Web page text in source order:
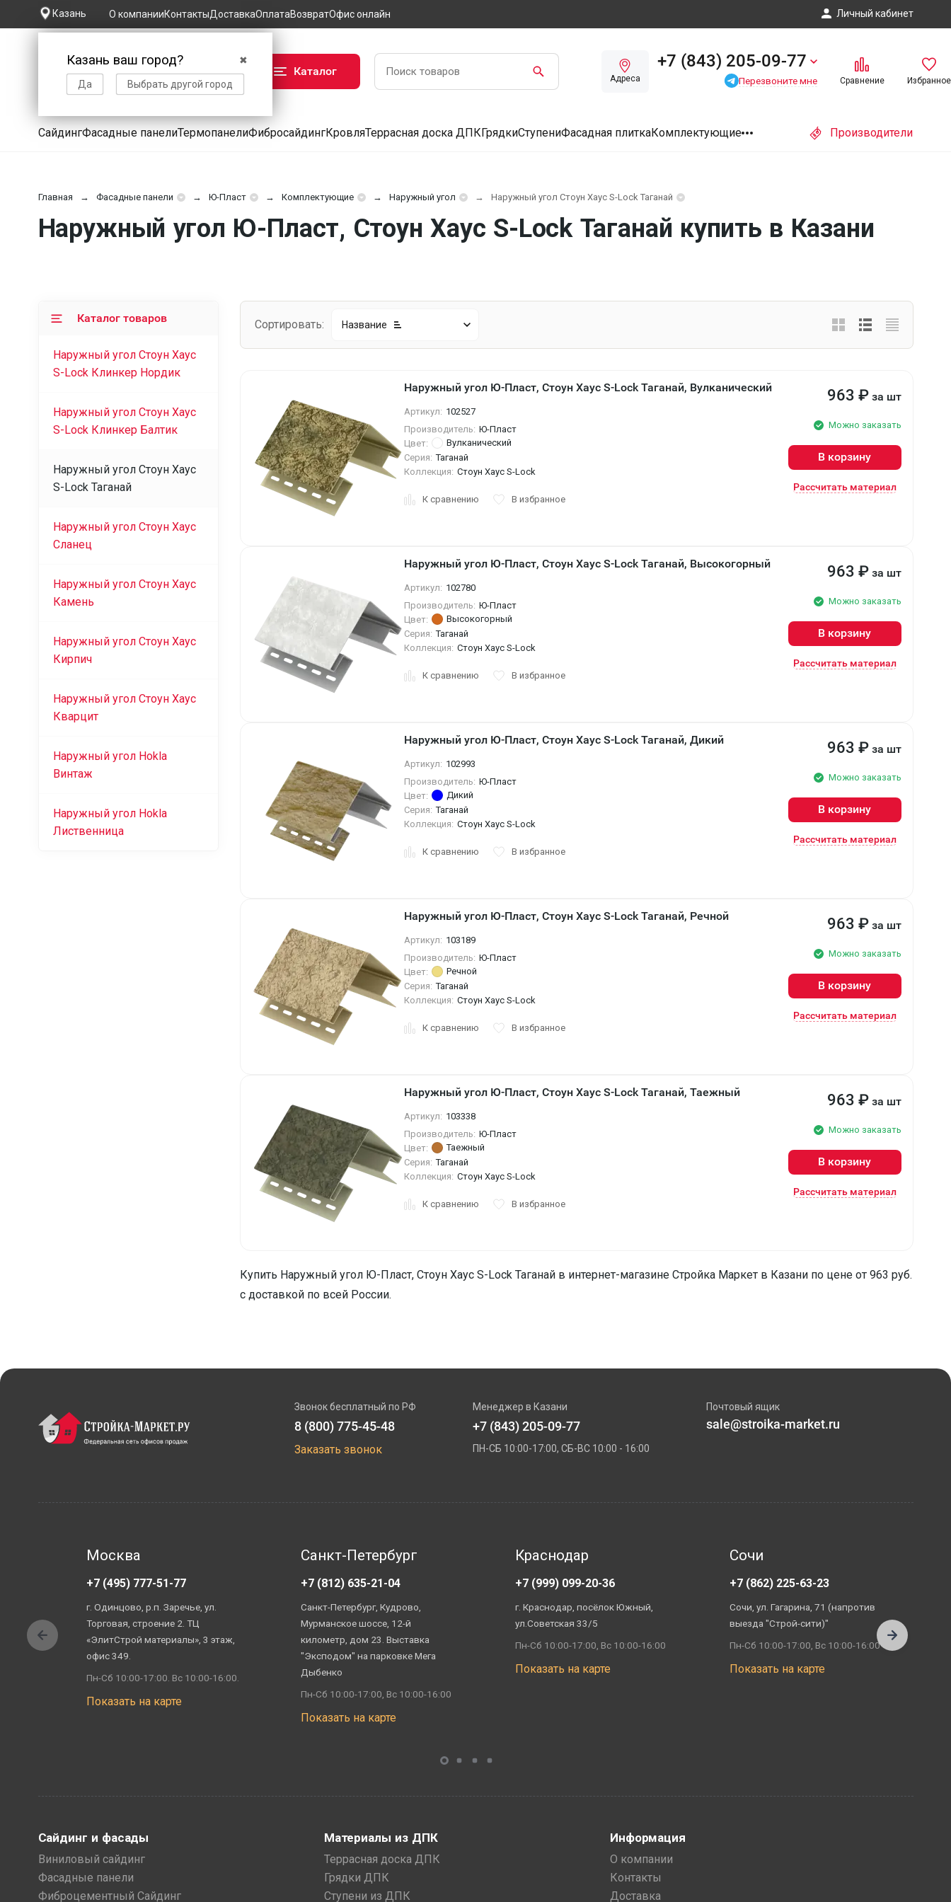
Казань
✖
Казань ваш город?
Да Выбрать другой город
О компанииКонтактыДоставкаОплатаВозвратОфис онлайн Личный кабинет
Каталог
Адреса
+7 (843) 205-09-77
Перезвоните мне Сравнение Избранное
СайдингФасадные панелиТермопанелиФибросайдингКровляТеррасная доска ДПКГрядкиСтупениФасадная плиткаКомплектующие Производители
Главная Фасадные панели Ю-Пласт Комплектующие Наружный угол Наружный угол Стоун Хаус S-Lock Таганай
Наружный угол Ю-Пласт, Стоун Хаус S-Lock Таганай купить в Казани
Сортировать: Название
Наружный угол Ю-Пласт, Стоун Хаус S-Lock Таганай, Вулканический
Артикул: 102527
Производитель: Ю-Пласт
Цвет:
Вулканический
Серия: Таганай
Коллекция: Стоун Хаус S-Lock
К сравнению В избранное
963 ₽ за шт
Можно заказать
В корзину
Рассчитать материал
Наружный угол Ю-Пласт, Стоун Хаус S-Lock Таганай, Высокогорный
Артикул: 102780
Производитель: Ю-Пласт
Цвет:
Высокогорный
Серия: Таганай
Коллекция: Стоун Хаус S-Lock
К сравнению В избранное
963 ₽ за шт
Можно заказать
В корзину
Рассчитать материал
Наружный угол Ю-Пласт, Стоун Хаус S-Lock Таганай, Дикий
Артикул: 102993
Производитель: Ю-Пласт
Цвет:
Дикий
Серия: Таганай
Коллекция: Стоун Хаус S-Lock
К сравнению В избранное
963 ₽ за шт
Можно заказать
В корзину
Рассчитать материал
Наружный угол Ю-Пласт, Стоун Хаус S-Lock Таганай, Речной
Артикул: 103189
Производитель: Ю-Пласт
Цвет:
Речной
Серия: Таганай
Коллекция: Стоун Хаус S-Lock
К сравнению В избранное
963 ₽ за шт
Можно заказать
В корзину
Рассчитать материал
Наружный угол Ю-Пласт, Стоун Хаус S-Lock Таганай, Таежный
Артикул: 103338
Производитель: Ю-Пласт
Цвет:
Таежный
Серия: Таганай
Коллекция: Стоун Хаус S-Lock
К сравнению В избранное
963 ₽ за шт
Можно заказать
В корзину
Рассчитать материал
Купить Наружный угол Ю-Пласт, Стоун Хаус S-Lock Таганай в интернет-магазине Стройка Маркет в Казани по цене от 963 руб.
с доставкой по всей России.
Каталог товаров
Наружный угол Стоун Хаус
S-Lock Клинкер Нордик
Наружный угол Стоун Хаус
S-Lock Клинкер Балтик
Наружный угол Стоун Хаус
S-Lock Таганай
Наружный угол Стоун Хаус
Сланец
Наружный угол Стоун Хаус
Камень
Наружный угол Стоун Хаус
Кирпич
Наружный угол Стоун Хаус
Кварцит
Наружный угол Hokla
Винтаж
Наружный угол Hokla
Лиственница
Звонок бесплатный по РФ
8 (800) 775-45-48
Заказать звонок
Менеджер в Казани
+7 (843) 205-09-77
ПН-СБ 10:00-17:00, СБ-ВС 10:00 - 16:00
Почтовый ящик
sale@stroika-market.ru
Москва
+7 (495) 777-51-77
г. Одинцово, р.п. Заречье, ул.
Торговая, строение 2. ТЦ
«ЭлитСтрой материалы», 3 этаж,
офис 349.
Пн-Сб 10:00-17:00. Вс 10:00-16:00.
Показать на карте
Санкт-Петербург
+7 (812) 635-21-04
Санкт-Петербург, Кудрово,
Мурманское шоссе, 12-й
километр, дом 23. Выставка
"Эксподом" на парковке Мега
Дыбенко
Пн-Сб 10:00-17:00, Вс 10:00-16:00
Показать на карте
Краснодар
+7 (999) 099-20-36
г. Краснодар, посёлок Южный,
ул.Советская 33/5
Пн-Сб 10:00-17:00, Вс 10:00-16:00
Показать на карте
Сочи
+7 (862) 225-63-23
Сочи, ул. Гагарина, 71 (напротив
выезда "Строй-сити)"
Пн-Сб 10:00-17:00, Вс 10:00-16:00
Показать на карте
Сайдинг и фасады
Виниловый сайдинг
Фасадные панели
Фиброцементный Сайдинг
Материалы из ДПК
Террасная доска ДПК
Грядки ДПК
Ступени из ДПК
Информация
О компании
Контакты
Доставка